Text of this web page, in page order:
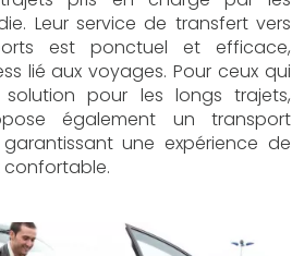
Leur service de transfert vers
est ponctuel et efficace,
lié aux voyages. Pour ceux qui
pour les longs trajets,
également un transport
une expérience de
confortable.